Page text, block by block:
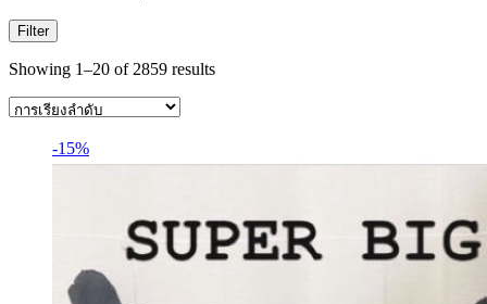
Filter
Showing 1–20 of 2859 results
-15%